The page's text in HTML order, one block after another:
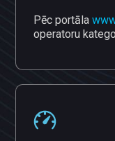
Pēc portāla
operatoru